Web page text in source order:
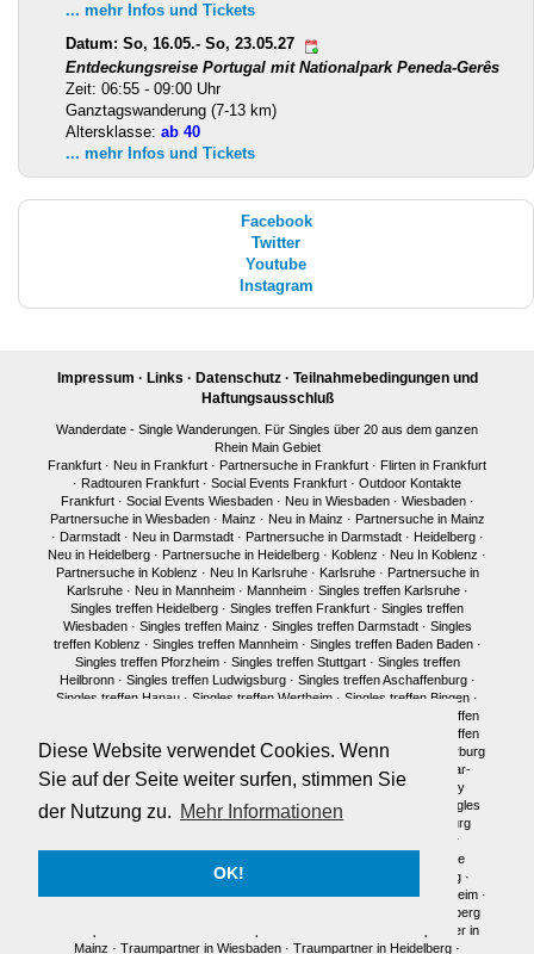
Diese Website verwendet Cookies. Wenn
Sie auf der Seite weiter surfen, stimmen Sie
der Nutzung zu. Mehr Informationen
OK!
... mehr Infos und Tickets
Datum: So, 16.05.- So, 23.05.27
Entdeckungsreise Portugal mit Nationalpark Peneda-Gerês
Zeit: 06:55 - 09:00 Uhr
Ganztagswanderung (7-13 km)
Altersklasse: ab 40
... mehr Infos und Tickets
Facebook
Twitter
Youtube
Instagram
Impressum · Links · Datenschutz· Teilnahmebedingungen und
Haftungsausschluß
Wanderdate - Single Wanderungen. Für Singles über 20 aus dem ganzen
Rhein Main Gebiet
Frankfurt · Neu in Frankfurt · Partnersuche in Frankfurt · Flirten in Frankfurt
· Radtouren Frankfurt · Social Events Frankfurt · Outdoor Kontakte
Frankfurt· Social Events Wiesbaden· Neu in Wiesbaden· Wiesbaden·
Partnersuche in Wiesbaden· Mainz · Neu in Mainz · Partnersuche in Mainz
· Darmstadt· Neu in Darmstadt· Partnersuche in Darmstadt· Heidelberg·
Neu in Heidelberg · Partnersuche in Heidelberg · Koblenz · Neu In Koblenz ·
Partnersuche in Koblenz · Neu In Karlsruhe· Karlsruhe· Partnersuche in
Karlsruhe· Neu in Mannheim· Mannheim· Singles treffen Karlsruhe·
Singles treffen Heidelberg · Singles treffen Frankfurt · Singles treffen
Wiesbaden· Singles treffen Mainz · Singles treffen Darmstadt· Singles
treffen Koblenz · Singles treffen Mannheim· Singles treffen Baden Baden·
Singles treffen Pforzheim· Singles treffen Stuttgart· Singles treffen
Heilbronn· Singles treffen Ludwigsburg· Singles treffen Aschaffenburg·
Singles treffen Hanau · Singles treffen Wertheim · Singles treffen Bingen ·
Singles treffen
Singles treffen
Bonn· Singles treffen Köln·Singles treffen Siegen ·Singles treffen Marburg
Singles treffen Würzburg Singles treffen Fulda
Singles treffen Idar-
Oberstein·Neu in München ·Singles treffen München·Single Party
München·Single Treffen Pfalz·Singles München
Singles
treffen Berlin· Single Party Berlin·Singles Berlin·
Singles Regensburg
Single Männer
Single
Single Frauen Wiesbaden Single Frauen Heidelberg ·
Single Frauen·Single Männer·Singles in Karlsruhe·Singles in Mannheim ·
Single Männer Heidelberg
Traumpartner in
Mainz · Traumpartner in Wiesbaden · Traumpartner in Heidelberg ·